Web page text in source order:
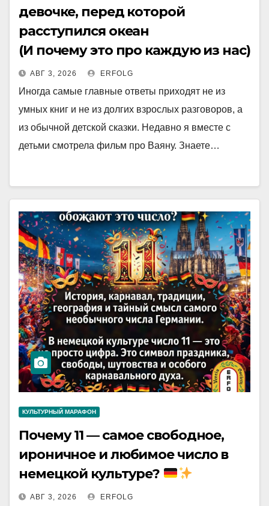
девочке, перед которой
расступился океан
(И почему это про каждую из нас)
АВГ 3, 2026 ERFOLG
Иногда самые главные ответы приходят не из
умных книг и не из долгих взрослых разговоров, а
из обычной детской сказки. Недавно я вместе с
детьми смотрела фильм про Ваяну. Знаете…
КУЛЬТУРНЫЙ МАРАФОН
Почему 11 — самое свободное,
ироничное и любимое число в
немецкой культуре?
АВГ 3, 2026 ERFOLG